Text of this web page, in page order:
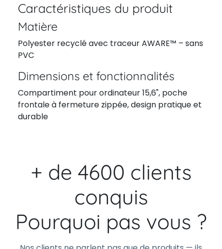
Caractéristiques du produit
Matière
Polyester recyclé avec traceur AWARE™ – sans
PVC
Dimensions et fonctionnalités
Compartiment pour ordinateur 15,6", poche
frontale à fermeture zippée, design pratique et
durable
+ de 4600 clients
conquis
Pourquoi pas vous ?